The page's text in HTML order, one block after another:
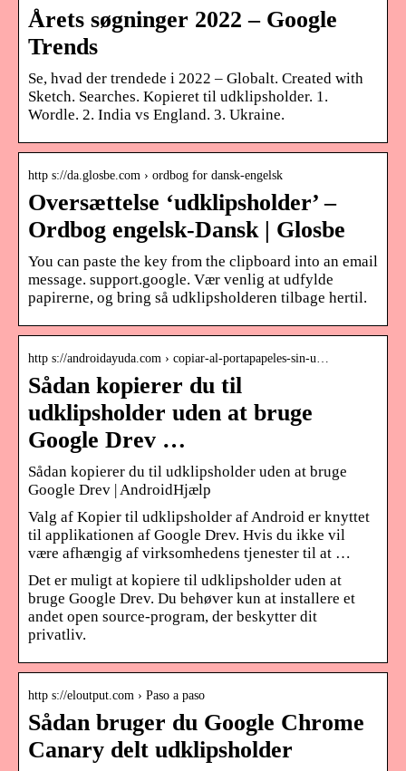
Årets søgninger 2022 – Google
Trends
Se, hvad der trendede i 2022 – Globalt. Created with
Sketch. Searches. Kopieret til udklipsholder. 1.
Wordle. 2. India vs England. 3. Ukraine.
http s://da.glosbe.com › ordbog for dansk-engelsk
Oversættelse ‘udklipsholder’ –
Ordbog engelsk-Dansk | Glosbe
You can paste the key from the clipboard into an email
message. support.google. Vær venlig at udfylde
papirerne, og bring så udklipsholderen tilbage hertil.
http s://androidayuda.com › copiar-al-portapapeles-sin-u…
Sådan kopierer du til
udklipsholder uden at bruge
Google Drev …
Sådan kopierer du til udklipsholder uden at bruge
Google Drev | AndroidHjælp
Valg af Kopier til udklipsholder af Android er knyttet
til applikationen af Google Drev. Hvis du ikke vil
være afhængig af virksomhedens tjenester til at …
Det er muligt at kopiere til udklipsholder uden at
bruge Google Drev. Du behøver kun at installere et
andet open source-program, der beskytter dit
privatliv.
http s://eloutput.com › Paso a paso
Sådan bruger du Google Chrome
Canary delt udklipsholder